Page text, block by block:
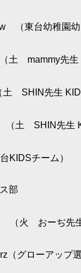
（東台幼稚園幼
土 mammy先生
SHIN先生
土 SHIN先生
KIDSチーム）
部
火 おーぢ先生
グローアップ選